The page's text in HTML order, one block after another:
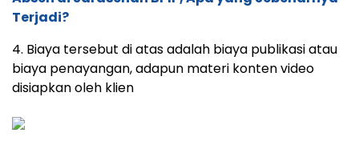
Terjadi?
4. Biaya tersebut di atas adalah biaya publikasi atau
biaya penayangan, adapun materi konten video
disiapkan oleh klien